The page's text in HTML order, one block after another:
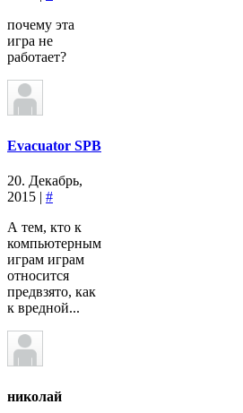
почему эта
игра не
работает?
Evacuator SPB
20. Декабрь,
2015 | #
А тем, кто к
компьютерным
играм играм
относится
предвзято, как
к вредной...
николай